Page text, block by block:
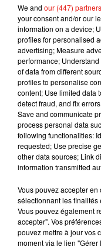
d’absences
rarement appliquées.
Réécouter la
Musique
7
We and our (447) partners
your consent and/or our
information on a device;
profiles for personalised
advertising; Measure
performance;
of data from different
profiles to personalise
content; Use limited data
detect fraud, and fix
Save and communicate
process personal data
following functionalities:
requested; Use precise
other data sources; Link
information transmitted
Vous pouvez accepter en
sélectionnant les finalités
Vous pouvez également
accepter". Vos
pouvez mettre à jour vos
moment via le lien